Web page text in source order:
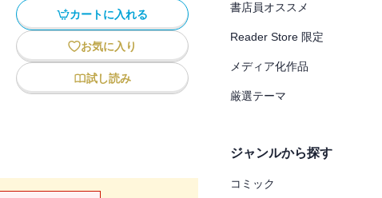
カートに入れる
お気に入り
試し読み
書店員オススメ
Reader Store 限定
メディア化作品
厳選テーマ
ジャンルから探す
コミック